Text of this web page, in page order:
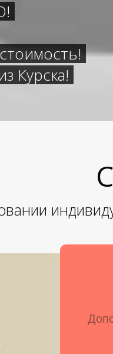
Курска!